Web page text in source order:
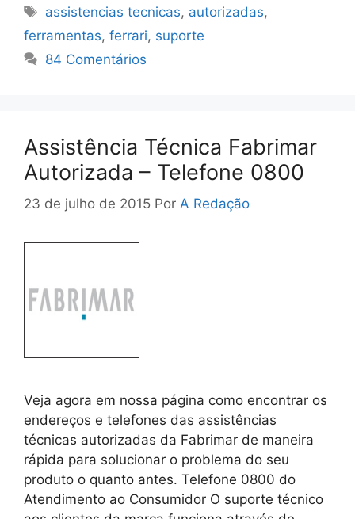
Tags
assistencias tecnicas, autorizadas,
ferramentas, ferrari, suporte
84 Comentários
Assistência Técnica Fabrimar
Autorizada – Telefone 0800
23 de julho de 2015 Por A Redação
Veja agora em nossa página como encontrar os
endereços e telefones das assistências
técnicas autorizadas da Fabrimar de maneira
rápida para solucionar o problema do seu
produto o quanto antes. Telefone 0800 do
Atendimento ao Consumidor O suporte técnico